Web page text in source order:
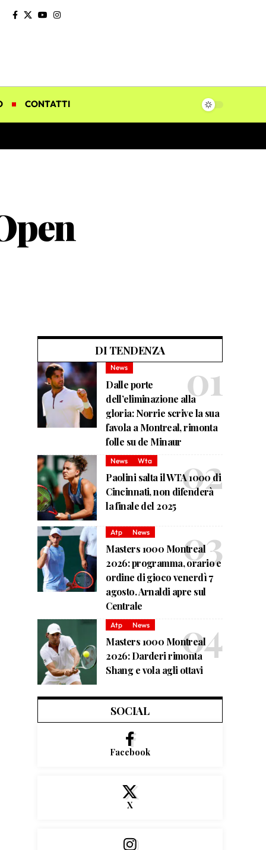
CONTATTI
DI TENDENZA
News
Dalle porte
dell’eliminazione alla
gloria: Norrie scrive la sua
favola a Montreal, rimonta
folle su de Minaur
News Wta
Paolini salta il WTA 1000 di
Cincinnati, non difenderà
la finale del 2025
Atp News
Masters 1000 Montreal
2026: programma, orario e
ordine di gioco venerdì 7
agosto. Arnaldi apre sul
Centrale
Atp News
Masters 1000 Montreal
2026: Darderi rimonta
Shang e vola agli ottavi
SOCIAL
Facebook
X